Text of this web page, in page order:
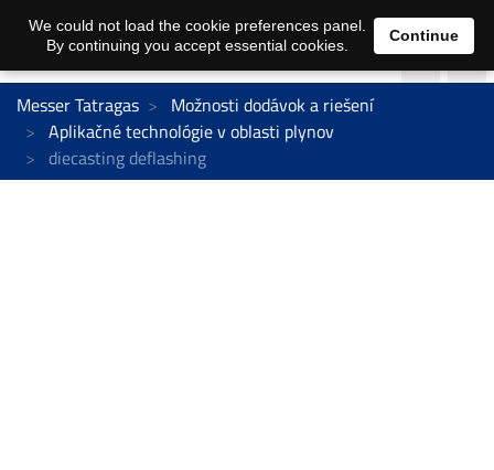
Messer Tatragas
Možnosti dodávok a riešení
Aplikačné technológie v oblasti plynov
diecasting deflashing
We could not load the cookie preferences panel.
By continuing you accept essential cookies.
Continue